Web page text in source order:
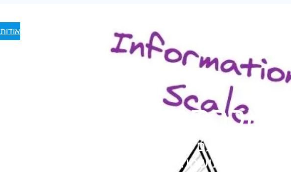
אודות
אלכסנדר לוריא
להתמודד עם הצפת המידע או שהוא ינתק מגע
מתישהו?